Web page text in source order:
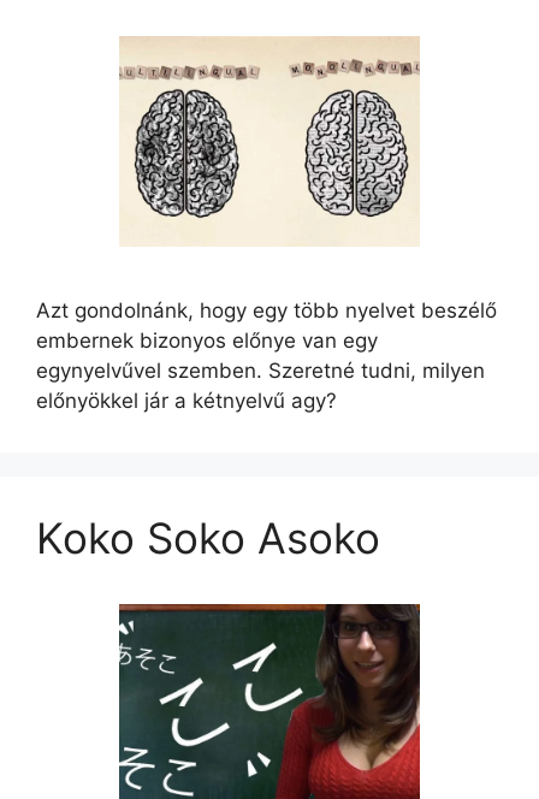
Azt gondolnánk, hogy egy több nyelvet beszélő
embernek bizonyos előnye van egy
egynyelvűvel szemben. Szeretné tudni, milyen
előnyökkel jár a kétnyelvű agy?
Koko Soko Asoko